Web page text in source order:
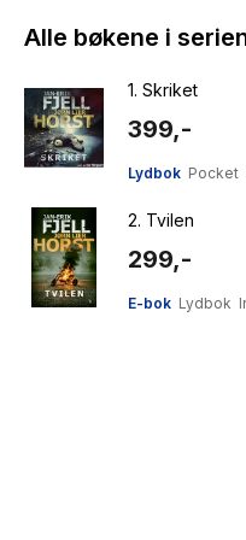
Alle bøkene i
1. Skriket
399,-
Lydbok Pocket
2. Tvilen
299,-
E-bok Lydbok